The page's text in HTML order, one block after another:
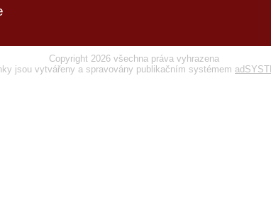
Copyright 2026 všechna práva vyhrazena
jsou vytvářeny a spravovány publikačním systémem